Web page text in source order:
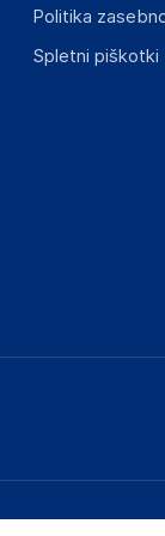
Politika
Spletni piškotki